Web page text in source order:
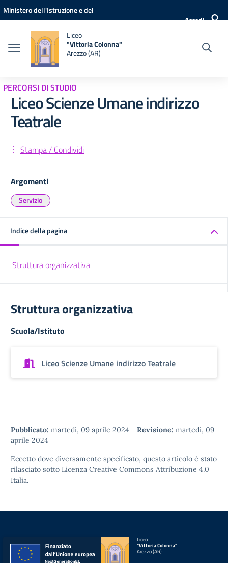
Vai ai contenuti
Vai al menu di navigazione
Vai al footer
Ministero dell'Istruzione e del
Accedi
Liceo
"Vittoria Colonna"
Arezzo (AR)
PERCORSI DI STUDIO
Liceo Scienze Umane indirizzo
Teatrale
Stampa / Condividi
Argomenti
Servizio
Indice della pagina
Struttura organizzativa
Struttura organizzativa
Scuola/Istituto
Liceo Scienze Umane indirizzo Teatrale
Pubblicato: martedì, 09 aprile 2024 - Revisione: martedì, 09
aprile 2024
Eccetto dove diversamente specificato, questo articolo è stato
rilasciato sotto Licenza Creative Commons Attribuzione 4.0
Italia.
Liceo
"Vittoria Colonna"
Arezzo (AR)